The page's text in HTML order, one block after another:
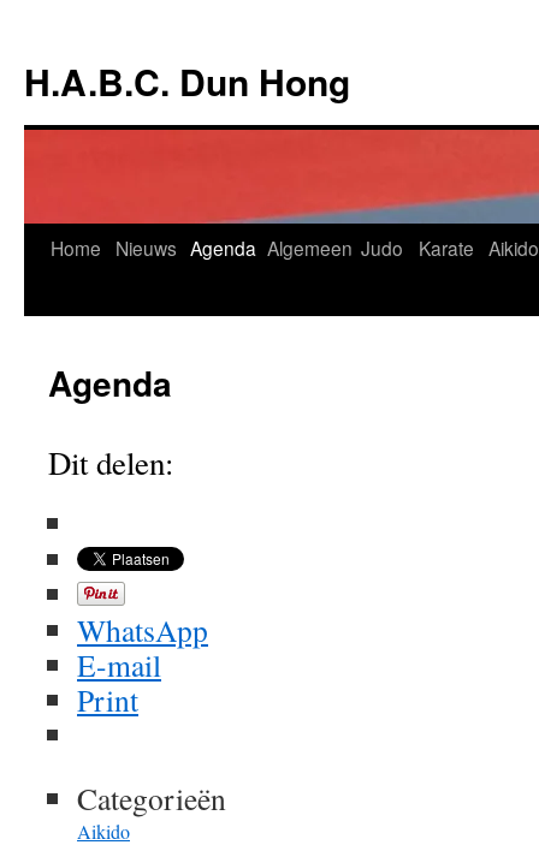
de
inhoud
H.A.B.C. Dun Hong
Home Nieuws Agenda Algemeen Judo Karate Aikido
Agenda
Dit delen:
WhatsApp
E-mail
Print
Categorieën
Aikido